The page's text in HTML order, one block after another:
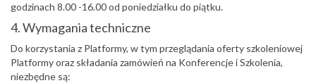
godzinach 8.00 -16.00 od poniedziałku do piątku.
4. Wymagania techniczne
Do korzystania z Platformy, w tym przeglądania oferty szkoleniowej
Platformy oraz składania zamówień na Konferencje i Szkolenia,
niezbędne są: